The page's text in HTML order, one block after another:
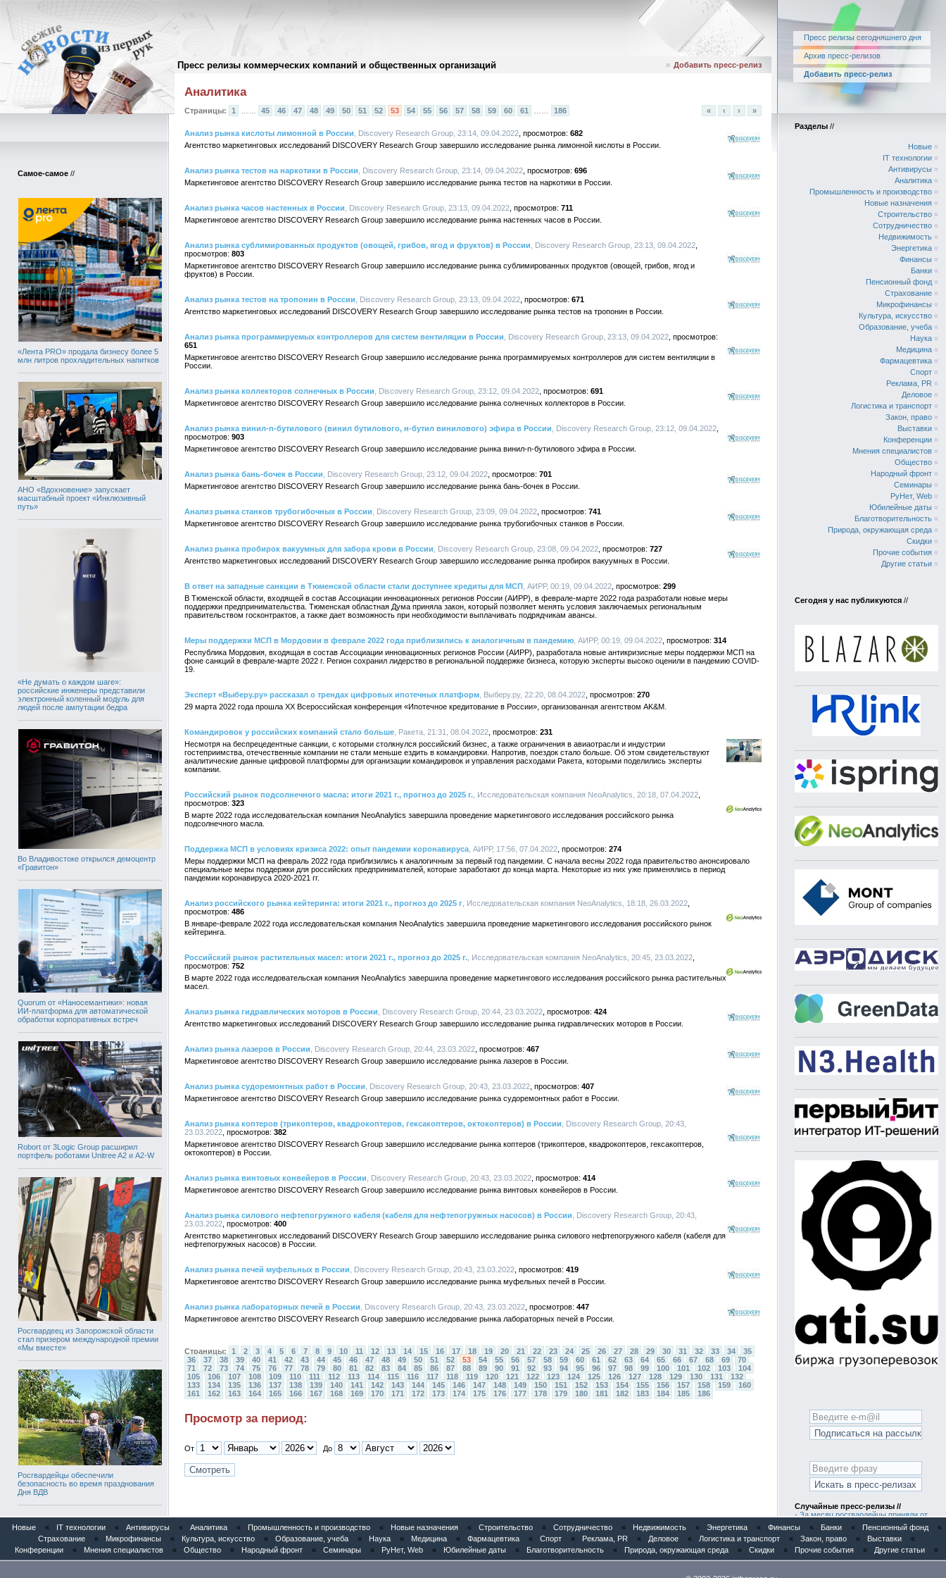
Пресс релизы коммерческих компаний и общественных организаций
Пресс релизы сегодняшнего дня
Архив пресс-релизов
Добавить пресс-релиз
Самое-самое //
«Лента PRO» продала бизнесу более 5
млн литров прохладительных напитков
АНО «Вдохновение» запускает
масштабный проект «Инклюзивный
путь»
«Не думать о каждом шаге»:
российские инженеры представили
электронный коленный модуль для
людей после ампутации бедра
Во Владивостоке открылся демоцентр
«Гравитон»
Quorum от «Наносемантики»: новая
ИИ-платформа для автоматической
обработки корпоративных встреч
Robort от 3Logic Group расширил
портфель роботами Unitree A2 и A2-W
Росгвардеец из Запорожской области
стал призером международной премии
«Мы вместе»
Росгвардейцы обеспечили
безопасность во время празднования
Дня ВДВ
Архив пресс-релизов// » Добавить пресс-релиз
Аналитика
Страницы: 1 45 46 47 48 49 50 51 52 53 54 55 56 57 58 59 60 61 186 « ‹ › »
Анализ рынка кислоты лимонной в России , Discovery Research Group, 23:14, 09.04.2022
682
Агентство маркетинговых исследований DISCOVERY Research Group завершило исследование рынка лимонной кислоты в России.
Анализ рынка тестов на наркотики в России , Discovery Research Group, 23:14, 09.04.2022
696
Маркетинговое агентство DISCOVERY Research Group завершило исследование рынка тестов на наркотики в России.
Анализ рынка часов настенных в России , Discovery Research Group, 23:13, 09.04.2022
711
Маркетинговое агентство DISCOVERY Research Group завершило исследование рынка настенных часов в России.
Анализ рынка сублимированных продуктов (овощей, грибов, ягод и фруктов) в России , Discovery Research Group, 23:13, 09.04.2022
803
Маркетинговое агентство DISCOVERY Research Group завершило исследование рынка сублимированных продуктов (овощей, грибов, ягод и
фруктов) в России.
Анализ рынка тестов на тропонин в России , Discovery Research Group, 23:13, 09.04.2022
671
Агентство маркетинговых исследований DISCOVERY Research Group завершило исследование рынка тестов на тропонин в России.
Анализ рынка программируемых контроллеров для систем вентиляции в России , Discovery Research Group, 23:13, 09.04.2022
651
Маркетинговое агентство DISCOVERY Research Group завершило исследование рынка программируемых контроллеров для систем вентиляции в
России.
Анализ рынка коллекторов солнечных в России , Discovery Research Group, 23:12, 09.04.2022
691
Маркетинговое агентство DISCOVERY Research Group завершило исследование рынка солнечных коллекторов в России.
Анализ рынка винил-n-бутилового (винил бутилового, н-бутил винилового) эфира в России , Discovery Research Group, 23:12, 09.04.2022
903
Маркетинговое агентство DISCOVERY Research Group завершило исследование рынка винил-n-бутилового эфира в России.
Анализ рынка бань-бочек в России , Discovery Research Group, 23:12, 09.04.2022
701
Маркетинговое агентство DISCOVERY Research Group завершило исследование рынка бань-бочек в России.
Анализ рынка станков трубогибочных в России , Discovery Research Group, 23:09, 09.04.2022
741
Маркетинговое агентство DISCOVERY Research Group завершило исследование рынка трубогибочных станков в России.
Анализ рынка пробирок вакуумных для забора крови в России , Discovery Research Group, 23:08, 09.04.2022
727
Агентство маркетинговых исследований DISCOVERY Research Group завершило исследование рынка пробирок вакуумных в России.
В ответ на западные санкции в Тюменской области стали доступнее кредиты для МСП , АИРР, 00:19, 09.04.2022
299
В Тюменской области, входящей в состав Ассоциации инновационных регионов России (АИРР), в феврале-марте 2022 года разработали новые меры
поддержки предпринимательства. Тюменская областная Дума приняла закон, который позволяет менять условия заключаемых региональным
правительством госконтрактов, а также дает возможность при необходимости выплачивать подрядчикам авансы.
Меры поддержки МСП в Мордовии в феврале 2022 года приблизились к аналогичным в пандемию , АИРР, 00:19, 09.04.2022
314
Республика Мордовия, входящая в состав Ассоциации инновационных регионов России (АИРР), разработала новые антикризисные меры поддержки МСП на
фоне санкций в феврале-марте 2022 г. Регион сохранил лидерство в региональной поддержке бизнеса, которую эксперты высоко оценили в пандемию COVID-
19.
Эксперт «Выберу.ру» рассказал о трендах цифровых ипотечных платформ , Выберу.ру, 22:20, 08.04.2022
270
29 марта 2022 года прошла XX Всероссийская конференция «Ипотечное кредитование в России», организованная агентством AK&M.
Командировок у российских компаний стало больше , Ракета, 21:31, 08.04.2022
231
Несмотря на беспрецедентные санкции, с которыми столкнулся российский бизнес, а также ограничения в авиаотрасли и индустрии
гостеприимства, отечественные компании не стали меньше ездить в командировки. Напротив, поездок стало больше. Об этом свидетельствуют
аналитические данные цифровой платформы для организации командировок и управления расходами Ракета, которыми поделились эксперты
компании.
Российский рынок подсолнечного масла: итоги 2021 г., прогноз до 2025 г. , Исследовательская компания NeoAnalytics, 20:18, 07.04.2022
323
В марте 2022 года исследовательская компания NeoAnalytics завершила проведение маркетингового исследования российского рынка
подсолнечного масла.
Поддержка МСП в условиях кризиса 2022: опыт пандемии коронавируса , АИРР, 17:56, 07.04.2022
274
Меры поддержки МСП на февраль 2022 года приблизились к аналогичным за первый год пандемии. С начала весны 2022 года правительство анонсировало
специальные меры поддержки для российских предпринимателей, которые заработают до конца марта. Некоторые из них уже применялись в период
пандемии коронавируса 2020-2021 гг.
Анализ российского рынка кейтеринга: итоги 2021 г., прогноз до 2025 г , Исследовательская компания NeoAnalytics, 18:18, 26.03.2022
486
В январе-феврале 2022 года исследовательская компания NeoAnalytics завершила проведение маркетингового исследования российского рынок
кейтеринга.
Российский рынок растительных масел: итоги 2021 г., прогноз до 2025 г. , Исследовательская компания NeoAnalytics, 20:45, 23.03.2022
752
В марте 2022 года исследовательская компания NeoAnalytics завершила проведение маркетингового исследования российского рынка растительных
масел.
Анализ рынка гидравлических моторов в России , Discovery Research Group, 20:44, 23.03.2022
424
Агентство маркетинговых исследований DISCOVERY Research Group завершило исследование рынка гидравлических моторов в России.
Анализ рынка лазеров в России , Discovery Research Group, 20:44, 23.03.2022
467
Маркетинговое агентство DISCOVERY Research Group завершило исследование рынка лазеров в России.
Анализ рынка судоремонтных работ в России , Discovery Research Group, 20:43, 23.03.2022
407
Маркетинговое агентство DISCOVERY Research Group завершило исследование рынка судоремонтных работ в России.
Анализ рынка коптеров (трикоптеров, квадрокоптеров, гексакоптеров, октокоптеров) в России , Discovery Research Group, 20:43,
23.03.2022
382
Маркетинговое агентство DISCOVERY Research Group завершило исследование рынка коптеров (трикоптеров, квадрокоптеров, гексакоптеров,
октокоптеров) в России.
Анализ рынка винтовых конвейеров в России , Discovery Research Group, 20:43, 23.03.2022
414
Маркетинговое агентство DISCOVERY Research Group завершило исследование рынка винтовых конвейеров в России.
Анализ рынка силового нефтепогружного кабеля (кабеля для нефтепогружных насосов) в России , Discovery Research Group, 20:43,
23.03.2022
400
Агентство маркетинговых исследований DISCOVERY Research Group завершило исследование рынка силового нефтепогружного кабеля (кабеля для
нефтепогружных насосов) в России.
Анализ рынка печей муфельных в России , Discovery Research Group, 20:43, 23.03.2022
419
Маркетинговое агентство DISCOVERY Research Group завершило исследование рынка муфельных печей в России.
Анализ рынка лабораторных печей в России , Discovery Research Group, 20:43, 23.03.2022
447
Маркетинговое агентство DISCOVERY Research Group завершило исследование рынка лабораторных печей в России.
Страницы: 1 2 3 4 5 6 7 8 9 10 11 12 13 14 15 16 17 18 19 20 21 22 23 24 25 26 27 28 29 30 31 32 33 34
35
36
37 38 39 40 41 42 43 44 45 46 47 48 49 50 51 52 53 54 55 56 57 58 59 60 61 62 63 64 65 66 67 68 69
70
71
72 73 74 75 76 77 78 79 80 81 82 83 84 85 86 87 88 89 90 91 92 93 94 95 96 97 98 99 100 101 102 103
104
105
106 107 108 109 110 111 112 113 114 115 116 117 118 119 120 121 122 123 124 125 126 127 128 129 130 131
132
133
134 135 136 137 138 139 140 141 142 143 144 145 146 147 148 149 150 151 152 153 154 155 156 157 158 159
160
161
162 163 164 165 166 167 168 169 170 171 172 173 174 175 176 177 178 179 180 181 182 183 184 185 186
Просмотр за период:
От До
Разделы //
Новые «
IT технологии «
Антивирусы «
Аналитика «
Промышленность и производство «
Новые назначения «
Строительство «
Сотрудничество «
Недвижимость «
Энергетика «
Финансы «
Банки «
Пенсионный фонд «
Страхование «
Микрофинансы «
Культура, искусство «
Образование, учеба «
Наука «
Медицина «
Фармацевтика «
Спорт «
Реклама, PR «
Деловое «
Логистика и транспорт «
Закон, право «
Выставки «
Конференции «
Мнения специалистов «
Общество «
Народный фронт «
Семинары «
РуНет, Web «
Юбилейные даты «
Благотворительность «
Природа, окружающая среда «
Скидки «
Прочие события «
Другие статьи «
Сегодня у нас публикуются //
Случайные пресс-релизы //
• За месяц росгвардейцы приняли от
граждан более 800 заявлений о
предоставлении госуслуг
HRlink: лидерами по динамике найма
в первом полугодии стали компании из
ритейла, агробизнеса и строительства
Новые « IT технологии « Антивирусы « Аналитика « Промышленность и производство « Новые назначения « Строительство « Сотрудничество « Недвижимость « Энергетика « Финансы « Банки « Пенсионный фонд
«
Страхование
« Микрофинансы « Культура, искусство « Образование, учеба « Наука « Медицина « Фармацевтика « Спорт « Реклама, PR « Деловое « Логистика и транспорт « Закон, право « Выставки
«
Конференции
« Мнения специалистов « Общество « Народный фронт « Семинары « РуНет, Web « Юбилейные даты « Благотворительность « Природа, окружающая среда « Скидки « Прочие события « Другие статьи «